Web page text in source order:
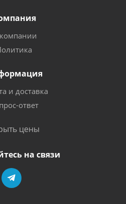
и доставка
ответ
цены
на связи